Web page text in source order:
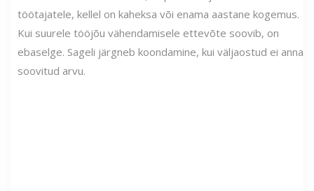
töötajatele, kellel on kaheksa või enama aastane kogemus.
Kui suurele tööjõu vähendamisele ettevõte soovib, on
ebaselge. Sageli järgneb koondamine, kui väljaostud ei anna
soovitud arvu.